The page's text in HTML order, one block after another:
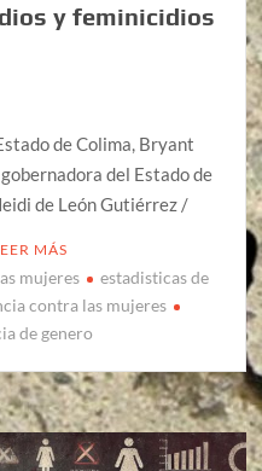
y feminicidios
de Colima, Bryant
del Estado de
de León Gutiérrez /
MÁS
mujeres
estadisticas de
contra las mujeres
de genero